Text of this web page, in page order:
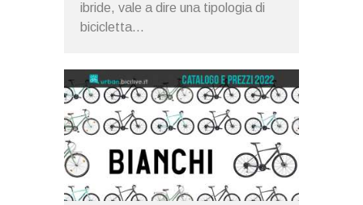
ibride, vale a dire una tipologia di
bicicletta...